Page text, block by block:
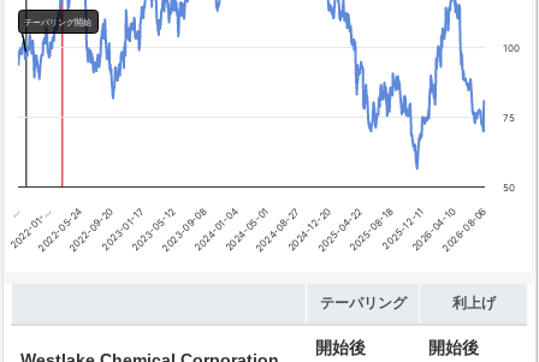
テーパリング開始
…
2022-01-…2022-05-242022-09-202023-01-172023-05-122023-09-082024-01-042024-05-012024-08-272024-12-202025-04-222025-08-182025-12-112026-04-102026-08-06
50
75
100
テーパリング 利上げ
開始後
開始後